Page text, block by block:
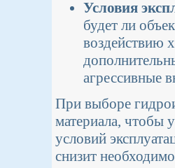
Условия
будет ли
воздействию
агрессивные
При выборе
материала, чтобы
условий
снизит